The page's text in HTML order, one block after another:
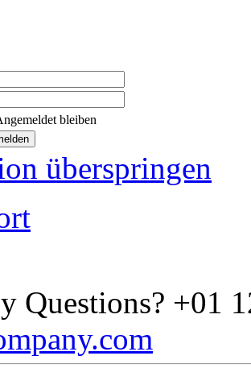
bleiben
überspringen
Questions? +01